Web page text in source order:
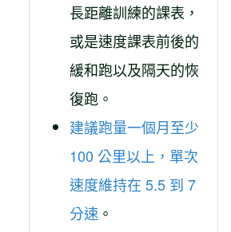
長距離訓練的課表，
或是速度課表前後的
緩和跑以及隔天的恢
復跑。
建議跑量一個月至少
100 公里以上，單次
速度維持在 5.5 到 7
分速 。